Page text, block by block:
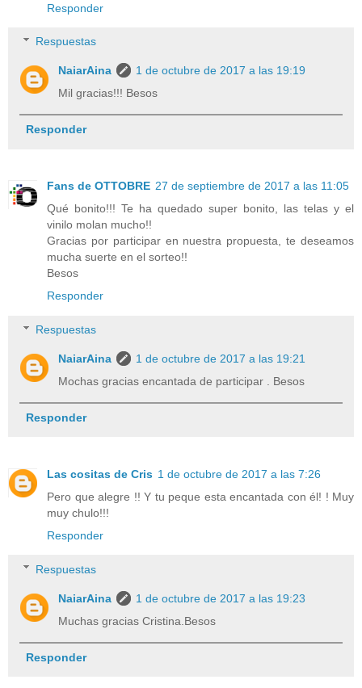
Responder
Respuestas
NaiarAina
1 de octubre de 2017 a las 19:19
Mil gracias!!! Besos
Responder
Fans de OTTOBRE 27 de septiembre de 2017 a las 11:05
Qué bonito!!! Te ha quedado super bonito, las telas y el
vinilo molan mucho!!
Gracias por participar en nuestra propuesta, te deseamos
mucha suerte en el sorteo!!
Besos
Responder
Respuestas
NaiarAina
1 de octubre de 2017 a las 19:21
Mochas gracias encantada de participar . Besos
Responder
Las cositas de Cris 1 de octubre de 2017 a las 7:26
Pero que alegre !! Y tu peque esta encantada con él! ! Muy
muy chulo!!!
Responder
Respuestas
NaiarAina
1 de octubre de 2017 a las 19:23
Muchas gracias Cristina.Besos
Responder